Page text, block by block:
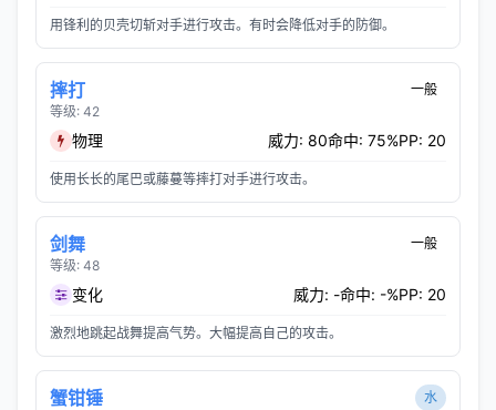
用锋利的贝壳切斩对手进行攻击。有时会降低对手的防御。
摔打
等级: 42
一般
物理 威力: 80命中: 75%PP: 20
使用长长的尾巴或藤蔓等摔打对手进行攻击。
剑舞
等级: 48
一般
变化 威力: -命中: -%PP: 20
激烈地跳起战舞提高气势。大幅提高自己的攻击。
蟹钳锤 水